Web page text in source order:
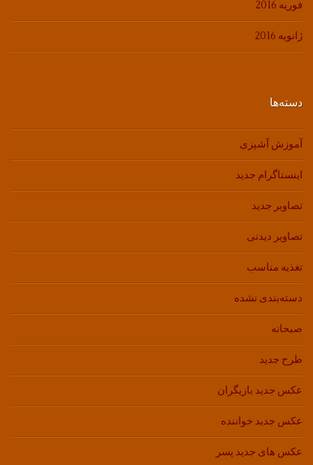
فوریه 2016
ژانویه 2016
دسته‌ها
آموزش آشپزی
اینستاگرام جدید
تصاویر جدید
تصاویر دیدنی
تغذیه مناسب
دسته‌بندی نشده
صبحانه
طرح جدید
عکس جدید بازیگران
عکس جدید خواننده
عکس های جدید پسر